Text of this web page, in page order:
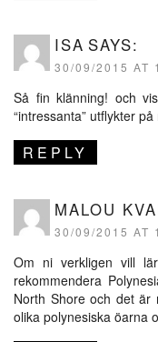
ISA SAYS:
30/09/2015 AT
Så fin klänning! och
“intressanta” utflykter
REPLY
MALOU
30/09/2015 AT
Om ni verkligen vill
rekommendera
North Shore och det
olika polynesiska öarna